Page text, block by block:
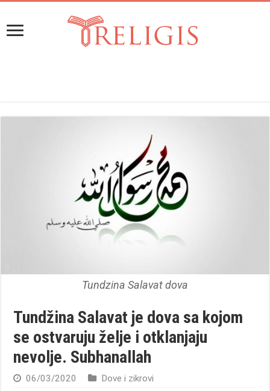
Tundzina Salavat dova
Tundžina Salavat je dova sa kojom
se ostvaruju želje i otklanjaju
nevolje. Subhanallah
06/03/2020 Dove i zikrovi